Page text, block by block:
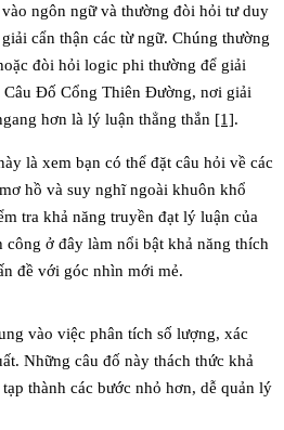
ngôn ngữ và thường đòi hỏi tư duy
cẩn thận các từ ngữ. Chúng thường
đòi hỏi logic phi thường để giải
Câu Đố Cổng Thiên Đường, nơi giải
hơn là lý luận thẳng thắn [1].
là xem bạn có thể đặt câu hỏi về các
hồ và suy nghĩ ngoài khuôn khổ
tra khả năng truyền đạt lý luận của
công ở đây làm nổi bật khả năng thích
đề với góc nhìn mới mẻ.
vào việc phân tích số lượng, xác
Những câu đố này thách thức khả
thành các bước nhỏ hơn, dễ quản lý